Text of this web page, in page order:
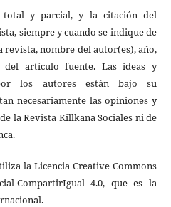
total y parcial, y la citación del
siempre y cuando se indique de
nombre del autor(es), año,
del artículo fuente. Las ideas y
por los autores están bajo su
necesariamente las opiniones y
la Revista Killkana Sociales ni de
la Licencia Creative Commons
CompartirIgual 4.0, que es la